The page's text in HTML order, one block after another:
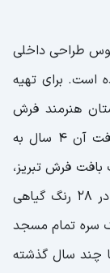
طراحی داخلی
است. برای تهیه
گره توسط دستان هنرمند فرش
بافان ایرانی زده شده است که مدت زمان بافت آن 4 سال به
فرش تبریز،
اصفهان و کاشان را مشاهده کرد. این فرش در 28 رنگ گیاهی
یک سره تمام مسجد
چند سال گذشته